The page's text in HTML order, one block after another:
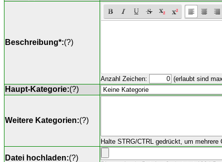
Beschreibung*:(?)
Anzahl Zeichen: (erlaubt sind
Haupt-Kategorie:(?)
Weitere Kategorien:(?)
Halte STRG/CTRL gedrückt, um mehrere
Datei hochladen:(?)